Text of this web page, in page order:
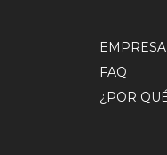
EMPRESA
FAQ
¿POR